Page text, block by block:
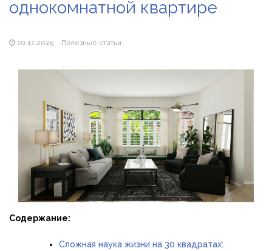
Магазин паяльников: рейтинг лучших магазинов Украины
2026
однокомнатной квартире
10.11.2025 Полезные статьи
Содержание:
Сложная наука жизни на 30 квадратах: